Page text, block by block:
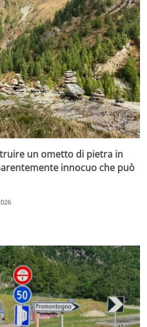
un ometto di pietra in
innocuo che può